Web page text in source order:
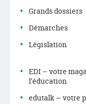
Grands dossiers
Démarches
Législation
EDI – votre
l’éducation
edutalk – votre